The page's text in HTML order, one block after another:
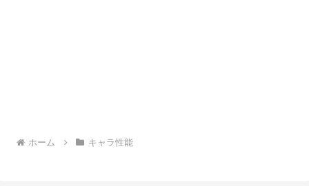
ホーム キャラ性能